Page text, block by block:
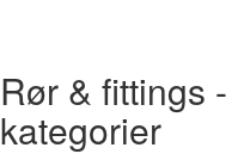
Rør & fittings -
kategorier